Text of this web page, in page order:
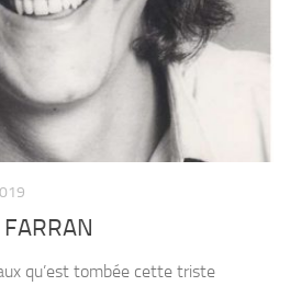
qu’est tombée cette triste